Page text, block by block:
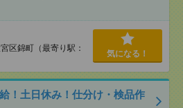
区錦町（最寄り駅：
気になる！
！土日休み！仕分け・検品作